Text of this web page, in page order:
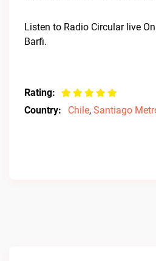
Listen to Radio Circular live
Barfi.
Rating:
Country:
Chile, Santiago